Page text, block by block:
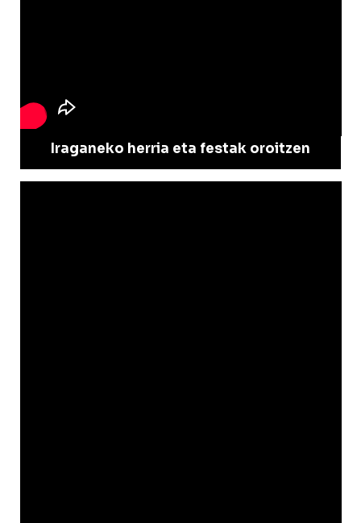
Iraganeko herria eta festak oroitzen